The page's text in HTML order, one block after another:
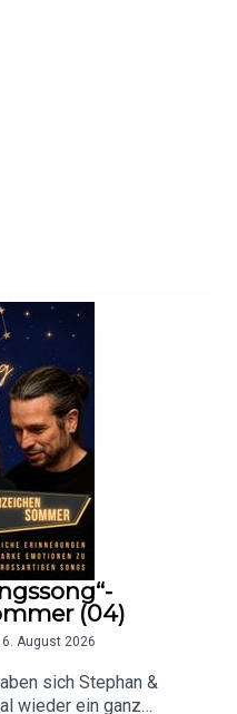
Of Richmond“
Fragen über Geld,
Ein ehrliches Gespräch
darüber, warum Musik
unserer Zeit ist.
die doppelte Botschaft
groß“
und Kritik. Aus der
wird
einer Haltung
wir alle öfter den Mut
denken.
volle Energie ins
(04)
August 2026
sich Stephan &
wieder ein ganz